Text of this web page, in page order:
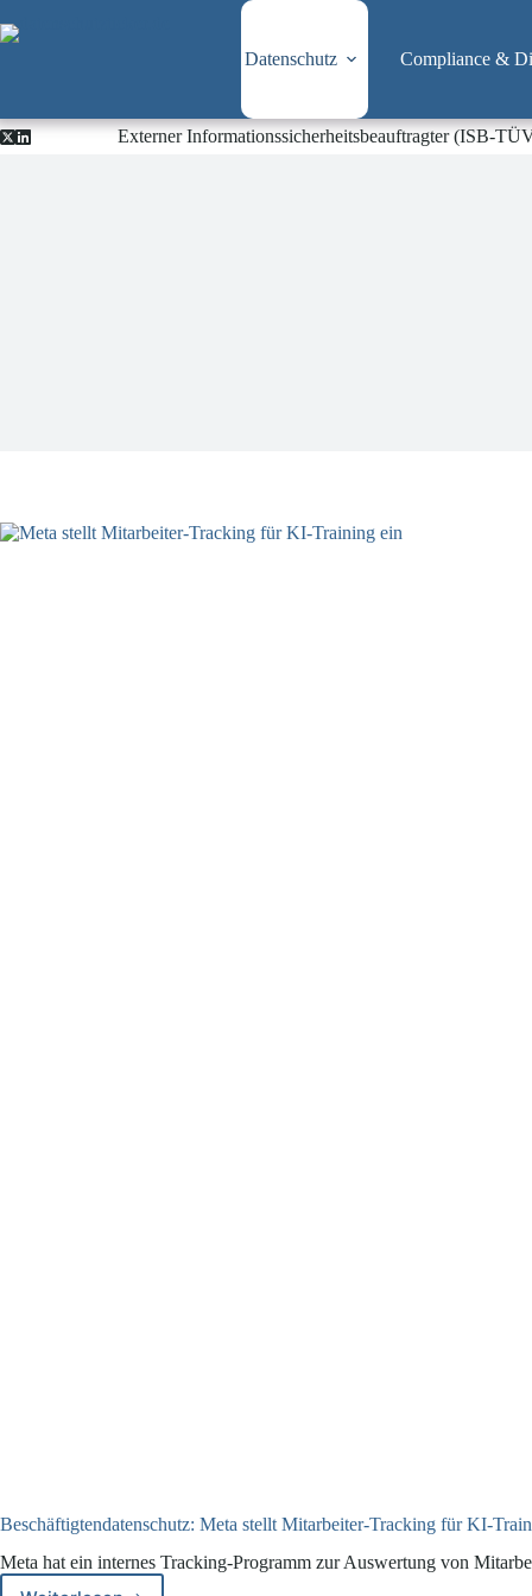
Inhalt
Datenschutz Compliance &
Externer Informationssicherheitsbeauftragter (ISB-
Beschäftigtendatenschutz: Meta stellt Mitarbeiter-Tracking für KI-
Meta hat ein internes Tracking-Programm zur Auswertung von